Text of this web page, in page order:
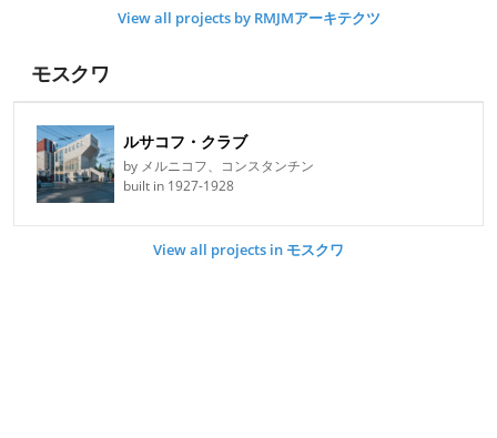
View all projects by RMJMアーキテクツ
モスクワ
ルサコフ・クラブ
by メルニコフ、コンスタンチン
built in 1927-1928
View all projects in モスクワ